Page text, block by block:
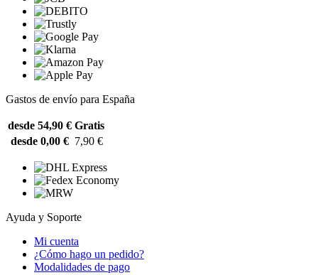
Gastos de envío para España
desde 54,90 € Gratis
desde 0,00 € 7,90 €
Ayuda y Soporte
Mi cuenta
¿Cómo hago un pedido?
Modalidades de pago